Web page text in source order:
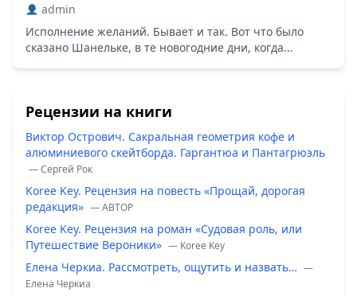
admin
Исполнение желаний. Бывает и так. Вот что было
сказано Шанельке, в те новогодние дни, когда...
Рецензии на книги
Виктор Острович. Сакральная геометрия кофе и
алюминиевого скейтборда. Гаргантюа и Пантагрюэль
— Сергей Рок
Koree Key. Рецензия на повесть «Прощай, дорогая
редакция» — ABTOP
Koree Key. Рецензия на роман «Судовая роль, или
Путешествие Вероники» — Koree Key
Елена Черкиа. Рассмотреть, ощутить и назвать… —
Елена Черкиа